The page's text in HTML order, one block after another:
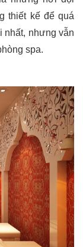
thiết kế để quá
nhất, nhưng vẫn
spa.